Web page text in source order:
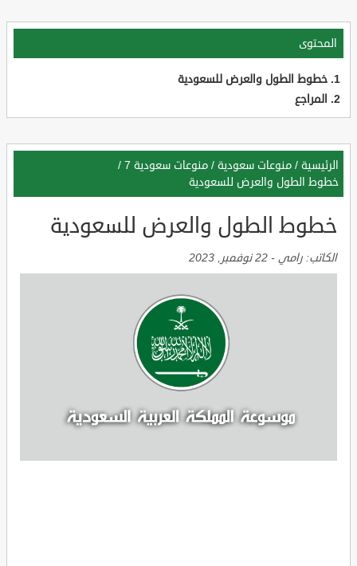
المحتوى
خطوط الطول والعرض للسعودية
المراجع
الرئيسية / منوعات سعودية / منوعات سعودية 7
/
خطوط الطول والعرض للسعودية
خطوط الطول والعرض للسعودية
الكاتب: رامي - 22 نوفمبر, 2023